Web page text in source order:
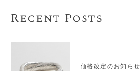
Recent Posts
価格改定のお知らせ